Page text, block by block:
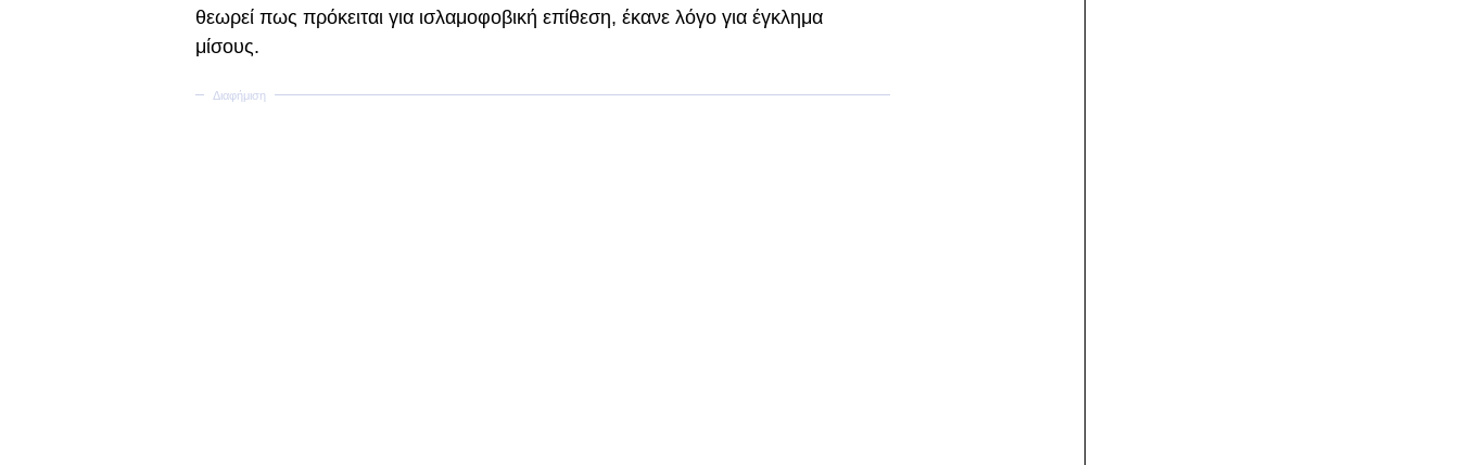
θεωρεί πως πρόκειται για ισλαμοφοβική επίθεση, έκανε λόγο για έγκλημα
μίσους.